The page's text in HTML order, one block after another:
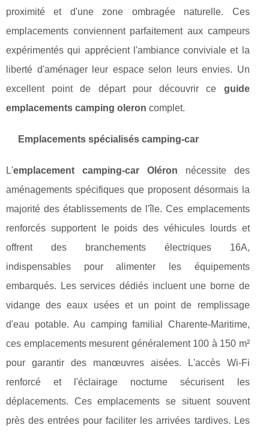
proximité et d'une zone ombragée naturelle. Ces
emplacements conviennent parfaitement aux campeurs
expérimentés qui apprécient l'ambiance conviviale et la
liberté d'aménager leur espace selon leurs envies. Un
excellent point de départ pour découvrir ce guide
emplacements camping oleron complet.
Emplacements spécialisés camping-car
L'emplacement camping-car Oléron nécessite des
aménagements spécifiques que proposent désormais la
majorité des établissements de l'île. Ces emplacements
renforcés supportent le poids des véhicules lourds et
offrent des branchements électriques 16A,
indispensables pour alimenter les équipements
embarqués. Les services dédiés incluent une borne de
vidange des eaux usées et un point de remplissage
d'eau potable. Au camping familial Charente-Maritime,
ces emplacements mesurent généralement 100 à 150 m²
pour garantir des manœuvres aisées. L'accès Wi-Fi
renforcé et l'éclairage nocturne sécurisent les
déplacements. Ces emplacements se situent souvent
près des entrées pour faciliter les arrivées tardives. Les